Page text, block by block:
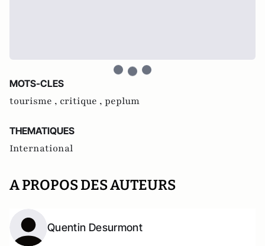
MOTS-CLES
tourisme , critique , peplum
THEMATIQUES
International
A PROPOS DES AUTEURS
Quentin Desurmont